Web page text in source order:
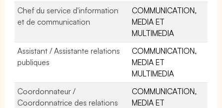
Chef du service d'information
et de communication
COMMUNICATION,
MEDIA ET
MULTIMEDIA
Assistant / Assistante relations
publiques
COMMUNICATION,
MEDIA ET
MULTIMEDIA
Coordonnateur /
Coordonnatrice des relations
COMMUNICATION,
MEDIA ET